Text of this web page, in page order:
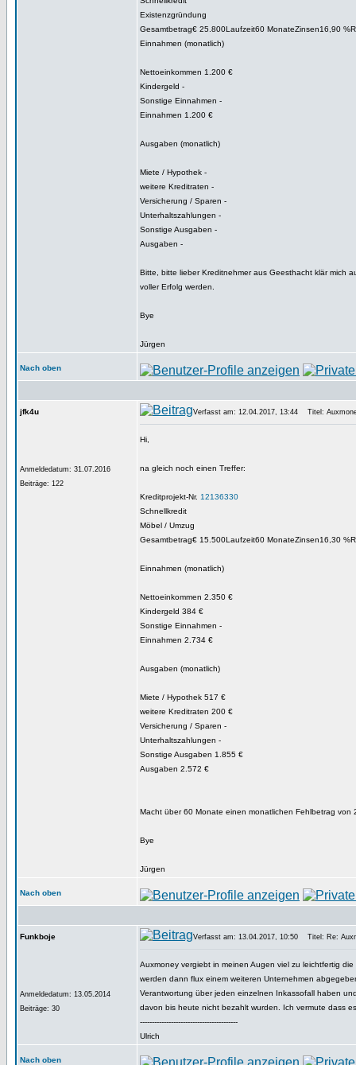
Existenzgründung
Gesamtbetrag€ 25.800Laufzeit60 MonateZinsen16,90
Einnahmen (monatlich)
Nettoeinkommen 1.200 €
Kindergeld -
Sonstige Einnahmen -
Einnahmen 1.200 €
Ausgaben (monatlich)
Miete / Hypothek -
weitere Kreditraten -
Versicherung / Sparen -
Unterhaltszahlungen -
Sonstige Ausgaben -
Ausgaben -
Bitte, bitte lieber Kreditnehmer aus Geesthacht klär mich
voller Erfolg werden.
Bye
Jürgen
Nach oben
jfk4u
Anmeldedatum: 31.07.2016
Beiträge: 122
Verfasst am: 12.04.2017, 13:44 Titel:
Hi,
na gleich noch einen Treffer:
Kreditprojekt-Nr. 12136330
Schnellkredit
Möbel / Umzug
Gesamtbetrag€ 15.500Laufzeit60 MonateZinsen16,30
Einnahmen (monatlich)
Nettoeinkommen 2.350 €
Kindergeld 384 €
Sonstige Einnahmen -
Einnahmen 2.734 €
Ausgaben (monatlich)
Miete / Hypothek 517 €
weitere Kreditraten 200 €
Versicherung / Sparen -
Unterhaltszahlungen -
Sonstige Ausgaben 1.855 €
Ausgaben 2.572 €
Macht über 60 Monate einen monatlichen Fehlbetrag
Bye
Jürgen
Nach oben
Funkboje
Anmeldedatum: 13.05.2014
Beiträge: 30
Verfasst am: 13.04.2017, 10:50 Titel: Re:
Auxmoney vergiebt in meinen Augen viel zu leichtfertig
werden dann flux einem weiteren Unternehmen
Verantwortung über jeden einzelnen Inkassofall haben
davon bis heute nicht bezahlt wurden. Ich vermute dass
-----------------------------------------
Ulrich
Nach oben